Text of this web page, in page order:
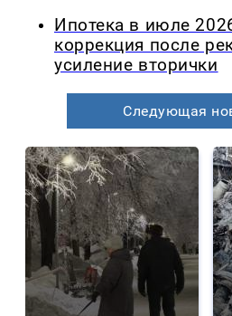
Ипотека в июле
коррекция после
усиление вторички
Следующая